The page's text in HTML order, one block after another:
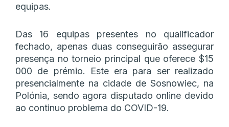
equipas.
Das 16 equipas presentes no qualificador
fechado, apenas duas conseguirão assegurar
presença no torneio principal que oferece $15
000 de prémio. Este era para ser realizado
presencialmente na cidade de Sosnowiec, na
Polónia, sendo agora disputado online devido
ao continuo problema do COVID-19.